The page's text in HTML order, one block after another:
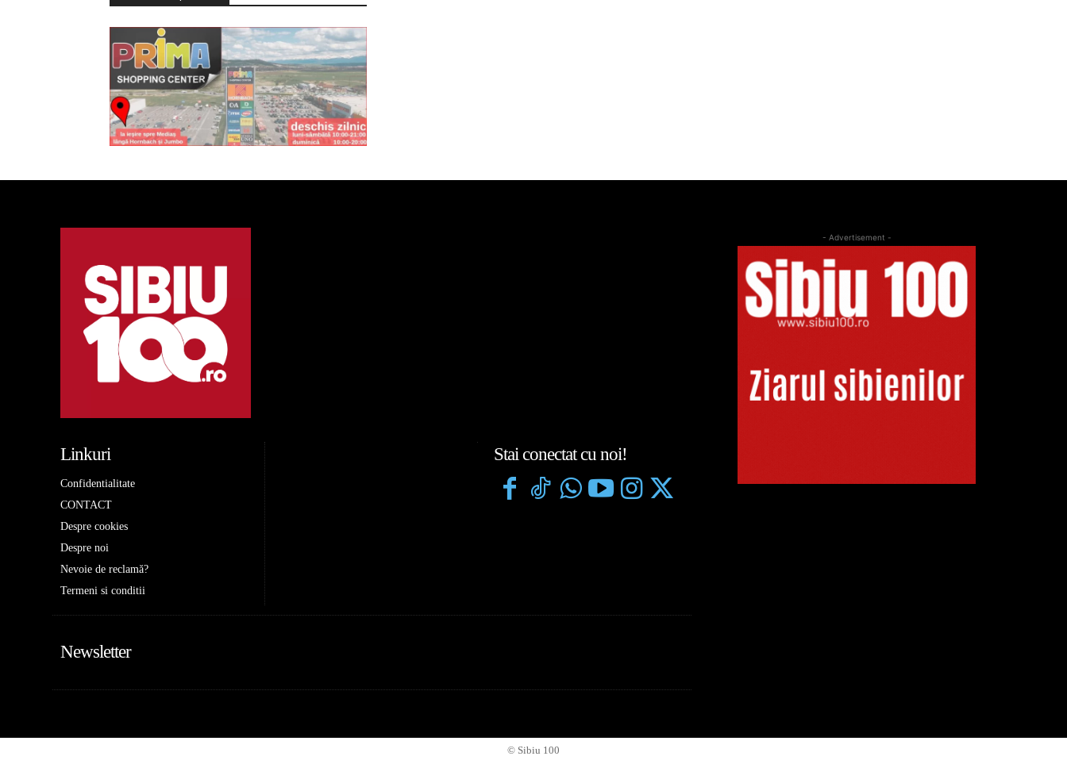
Linkuri
Confidentialitate
CONTACT
Despre cookies
Despre noi
Nevoie de reclamă?
Termeni si conditii
Stai conectat cu noi!
Newsletter
- Advertisement -
© Sibiu 100